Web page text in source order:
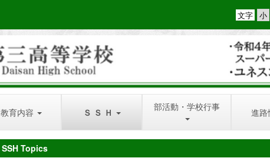
文字
教育内容 Ｓ Ｓ Ｈ 部活動・学校行事 進路
SSH Topics